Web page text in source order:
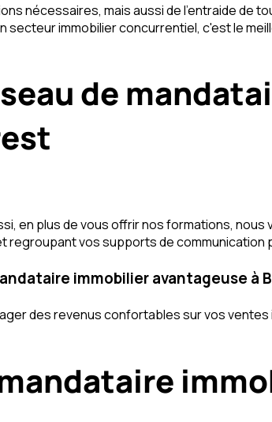
nécessaires, mais aussi de l'entraide de
immobilier concurrentiel, c'est le
de
en plus de vous offrir nos formations, nous
regroupant vos supports de communication
immobilier avantageuse à
des revenus confortables sur vos ventes